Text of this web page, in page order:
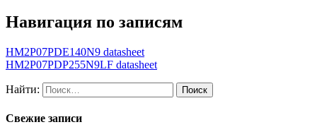
Навигация по записям
HM2P07PDE140N9 datasheet
HM2P07PDP255N9LF datasheet
Найти:
Свежие записи